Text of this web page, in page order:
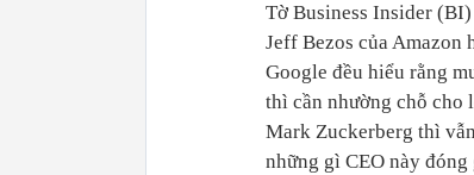
Tờ Business Insider
Jeff Bezos của Amazon
Google đều hiểu rằng
thì cần nhường chỗ cho
Mark Zuckerberg thì
những gì CEO này